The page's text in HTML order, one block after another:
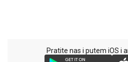
Pratite nas i putem iOS i